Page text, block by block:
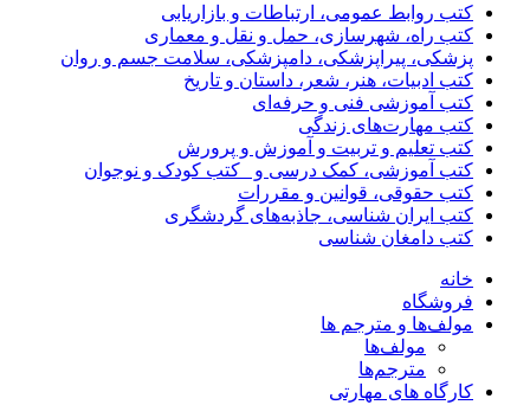
کتب روابط عمومی، ارتباطات و بازاریابی
کتب راه، شهرسازی، حمل و نقل و معماری
پزشکی، پیراپزشکی، دامپزشکی، سلامت جسم و روان
کتب ادبیات، هنر، شعر، داستان و تاریخ
کتب آموزشی فنی و حرفه‌ای
کتب مهارت‌های زندگی
کتب تعلیم و تربیت و آموزش و پرورش
کتب آموزشی، کمک درسی و _کتب کودک و نوجوان
کتب حقوقی، قوانین و مقررات
کتب ایران شناسی، جاذبه‌های گردشگری
کتب دامغان شناسی
خانه
فروشگاه
مولف‌ها و مترجم ها
مولف‌ها
مترجم‌ها
کارگاه های مهارتی